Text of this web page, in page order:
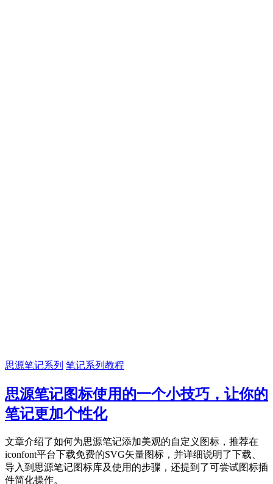
思源笔记系列 笔记系列教程
思源笔记图标使用的一个小技巧，让你的
笔记更加个性化
文章介绍了如何为思源笔记添加美观的自定义图标，推荐在
iconfont平台下载免费的SVG矢量图标，并详细说明了下载、
导入到思源笔记图标库及使用的步骤，还提到了可尝试图标插
件简化操作。